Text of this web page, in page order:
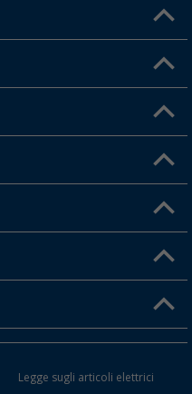
Legge sugli articoli elettrici